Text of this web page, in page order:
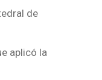
de
aplicó la